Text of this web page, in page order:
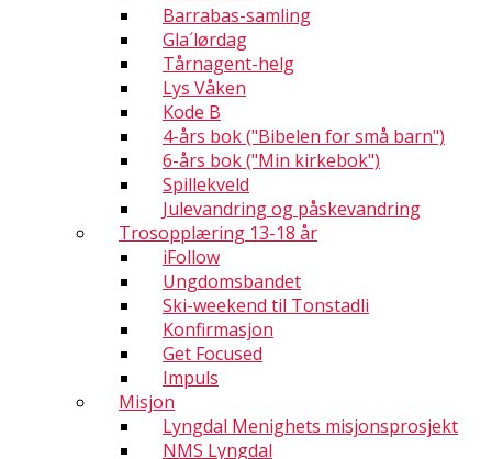
Barrabas-samling
Gla´lørdag
Tårnagent-helg
Lys Våken
Kode B
4-års bok ("Bibelen for små barn")
6-års bok ("Min kirkebok")
Spillekveld
Julevandring og påskevandring
Trosopplæring 13-18 år
iFollow
Ungdomsbandet
Ski-weekend til Tonstadli
Konfirmasjon
Get Focused
Impuls
Misjon
Lyngdal Menighets misjonsprosjekt
NMS Lyngdal